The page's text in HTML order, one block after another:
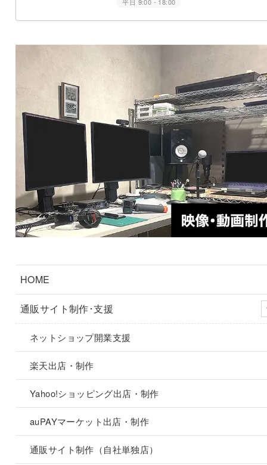
平日 9:00 - 18:00
HOME
通販サイト制作･支援
ネットショップ開業支援
楽天出店・制作
Yahoo!ショッピング出店・制作
auPAYマーケット出店・制作
通販サイト制作（自社単独店）